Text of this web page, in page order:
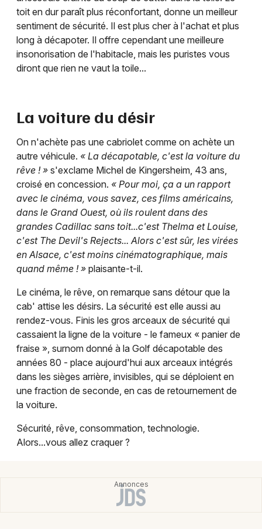
toit en dur paraît plus réconfortant, donne un meilleur
sentiment de sécurité. Il est plus cher à l'achat et plus
long à décapoter. Il offre cependant une meilleure
insonorisation de l'habitacle, mais les puristes vous
diront que rien ne vaut la toile...
La voiture du désir
On n'achète pas une cabriolet comme on achète un
autre véhicule. « La décapotable, c'est la voiture du
rêve ! » s'exclame Michel de Kingersheim, 43 ans,
croisé en concession. « Pour moi, ça a un rapport
avec le cinéma, vous savez, ces films américains,
dans le Grand Ouest, où ils roulent dans des
grandes Cadillac sans toit...c'est Thelma et Louise,
c'est The Devil's Rejects... Alors c'est sûr, les virées
en Alsace, c'est moins cinématographique, mais
quand même ! » plaisante-t-il.
Le cinéma, le rêve, on remarque sans détour que la
cab' attise les désirs. La sécurité est elle aussi au
rendez-vous. Finis les gros arceaux de sécurité qui
cassaient la ligne de la voiture - le fameux « panier de
fraise », surnom donné à la Golf décapotable des
années 80 - place aujourd'hui aux arceaux intégrés
dans les sièges arrière, invisibles, qui se déploient en
une fraction de seconde, en cas de retournement de
la voiture.
Sécurité, rêve, consommation, technologie.
Alors...vous allez craquer ?